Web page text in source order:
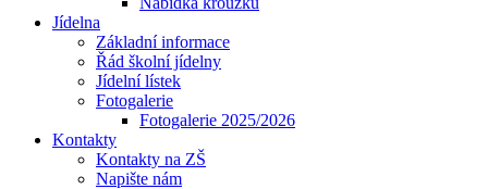
Jídelna
Základní informace
Řád školní jídelny
Jídelní lístek
Fotogalerie
Fotogalerie 2025/2026
Kontakty
Kontakty na ZŠ
Napište nám